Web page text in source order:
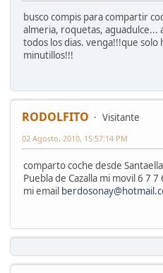
busco compis para compartir
almeria, roquetas, aguadulce...
todos los dias. venga!!!que solo
minutillos!!!
RODOLFITO
Visitante
02 Agosto, 2010, 15:57:14 PM
comparto coche desde
Puebla de Cazalla mi movil 6 7 7
mi email